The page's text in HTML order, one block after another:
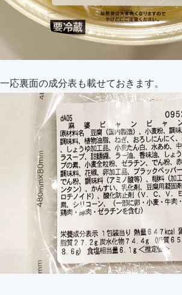
一応裏面の成分表も載せておきます。